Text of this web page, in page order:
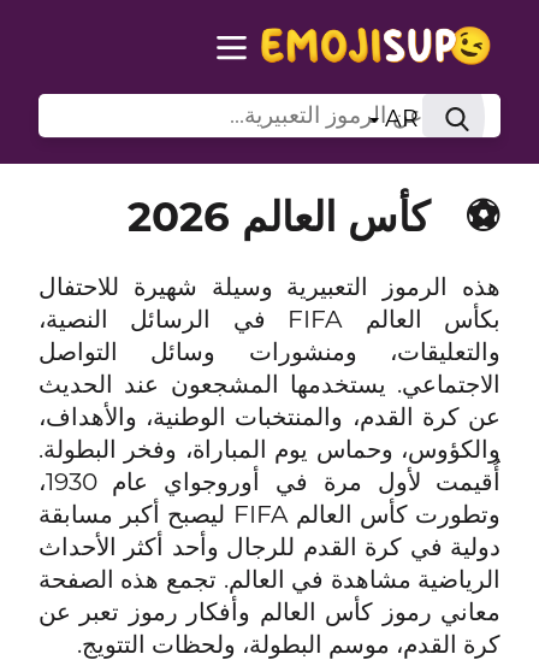
AR
⚽ كأس العالم 2026
هذه الرموز التعبيرية وسيلة شهيرة للاحتفال
بكأس العالم FIFA في الرسائل النصية،
والتعليقات، ومنشورات وسائل التواصل
الاجتماعي. يستخدمها المشجعون عند الحديث
عن كرة القدم، والمنتخبات الوطنية، والأهداف،
والكؤوس، وحماس يوم المباراة، وفخر البطولة.
أُقيمت لأول مرة في أوروجواي عام 1930،
وتطورت كأس العالم FIFA ليصبح أكبر مسابقة
دولية في كرة القدم للرجال وأحد أكثر الأحداث
الرياضية مشاهدة في العالم. تجمع هذه الصفحة
معاني رموز كأس العالم وأفكار رموز تعبر عن
كرة القدم، موسم البطولة، ولحظات التتويج.